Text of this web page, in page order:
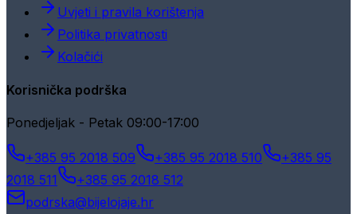
Uvjeti i pravila korištenja
Politika privatnosti
Kolačići
Korisnička podrška
Ponedjeljak - Petak 09:00-17:00
+385 95 2018 509 +385 95 2018 510
+385 95
2018 511
+385 95 2018 512
podrska@bijelojaje.hr